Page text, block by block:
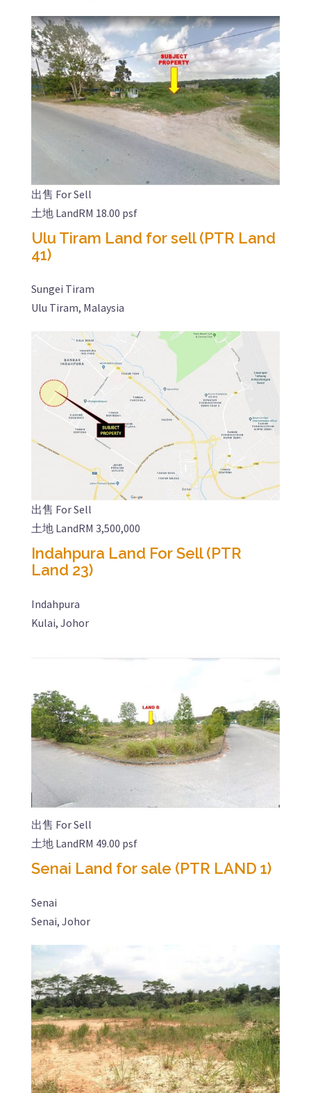
出售 For Sell
土地 LandRM 18.00 psf
Ulu Tiram Land for sell (PTR Land
41)
Sungei Tiram
Ulu Tiram, Malaysia
出售 For Sell
土地 LandRM 3,500,000
Indahpura Land For Sell (PTR
Land 23)
Indahpura
Kulai, Johor
出售 For Sell
土地 LandRM 49.00 psf
Senai Land for sale (PTR LAND 1)
Senai
Senai, Johor